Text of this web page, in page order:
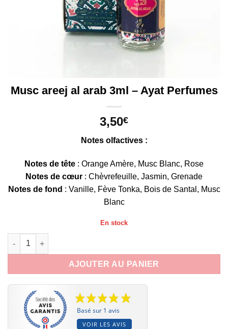
Musc areej al arab 3ml – Ayat Perfumes
3,50€
Notes olfactives :
Notes de tête : Orange Amère, Musc Blanc, Rose
Notes de cœur : Chèvrefeuille, Jasmin, Grenade
Notes de fond : Vanille, Fève Tonka, Bois de Santal, Musc
Blanc
En stock
quantité de Musc areej al arab 3ml - Ayat Perfumes
AJOUTER AU PANIER
Basé sur 1 avis
VOIR LES AVIS